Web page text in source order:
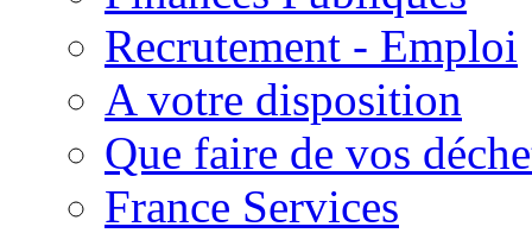
Recrutement - Emploi
A votre disposition
Que faire de vos
France Services